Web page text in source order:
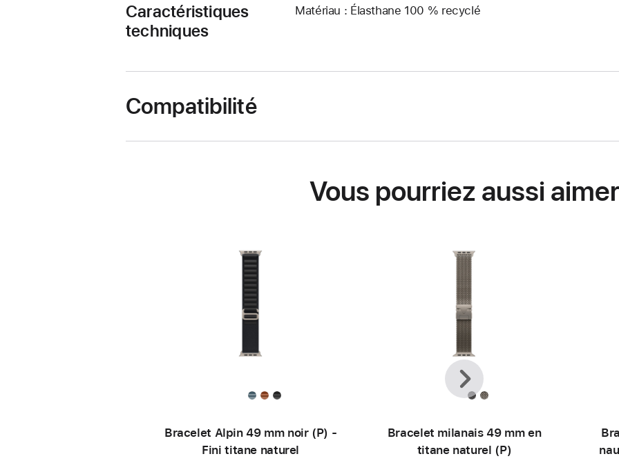
Caractéristiques
techniques
Matériau : Élasthane 100 % recyclé
Compatibilité
Vous pourriez aussi aimer
Bracelet Alpin 49 mm noir (P) -
Fini titane naturel
Bracelet milanais 49 mm en
titane naturel (P)
Précédent
Suivante